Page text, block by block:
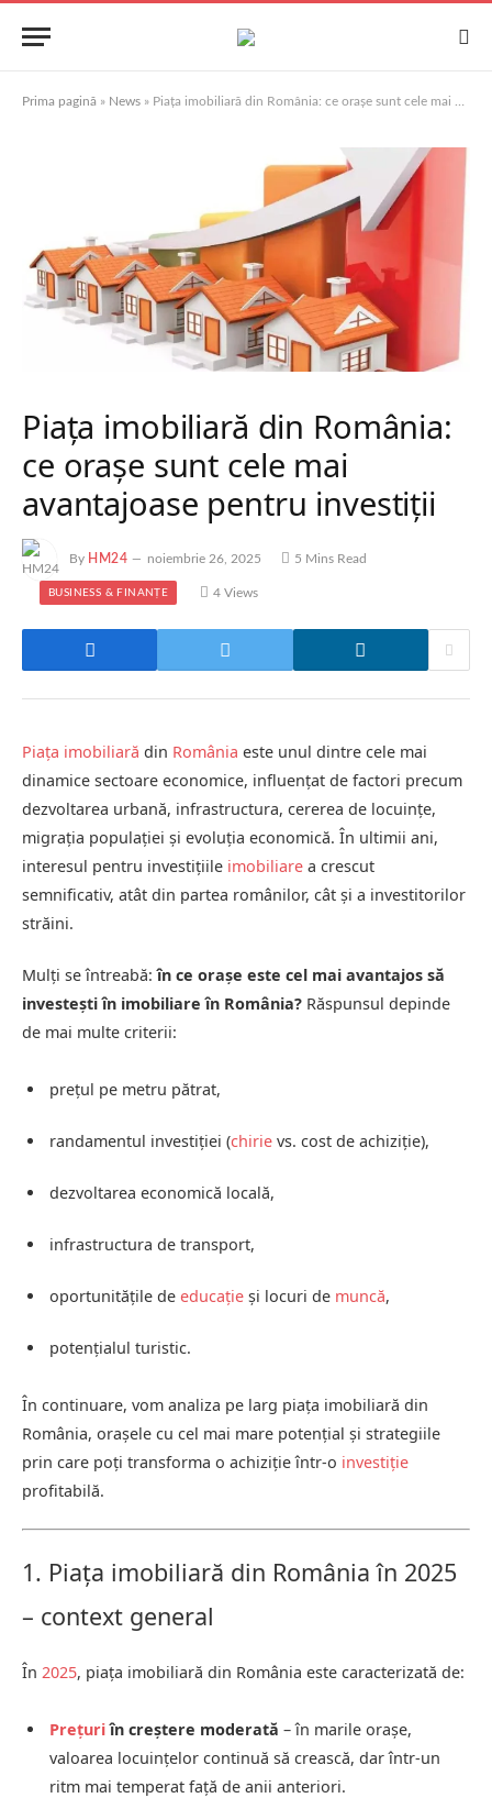
Prima pagină » News » Piața imobiliară din România: ce orașe sunt cele mai avantajoase pentru investiții
Piața imobiliară din România:
ce orașe sunt cele mai
avantajoase pentru investiții
By HM24 noiembrie 26, 2025 5 Mins Read
BUSINESS & FINANȚE 4Views
Piața imobiliară din România este unul dintre cele mai
dinamice sectoare economice, influențat de factori precum
dezvoltarea urbană, infrastructura, cererea de locuințe,
migrația populației și evoluția economică. În ultimii ani,
interesul pentru investițiile imobiliare a crescut
semnificativ, atât din partea românilor, cât și a investitorilor
străini.
Mulți se întreabă:în ce orașe este cel mai avantajos să
investești în imobiliare în România? Răspunsul depinde
de mai multe criterii:
prețul pe metru pătrat,
randamentul investiției (chirie vs. cost de achiziție),
dezvoltarea economică locală,
infrastructura de transport,
oportunitățile de educație și locuri de muncă,
potențialul turistic.
În continuare, vom analiza pe larg piața imobiliară din
România, orașele cu cel mai mare potențial și strategiile
prin care poți transforma o achiziție într-o investiție
profitabilă.
1. Piața imobiliară din România în 2025
– context general
În 2025, piața imobiliară din România este caracterizată de:
Prețuriîn creștere moderată – în marile orașe,
valoarea locuințelor continuă să crească, dar într-un
ritm mai temperat față de anii anteriori.